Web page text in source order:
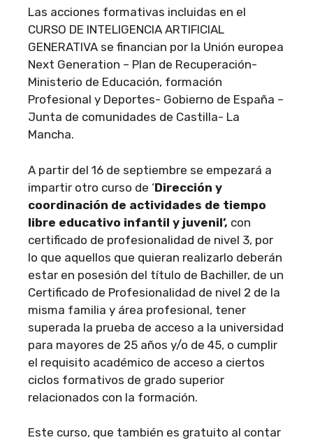
Las acciones formativas incluidas en el
CURSO DE INTELIGENCIA ARTIFICIAL
GENERATIVA se financian por la Unión europea
Next Generation – Plan de Recuperación-
Ministerio de Educación, formación
Profesional y Deportes- Gobierno de España –
Junta de comunidades de Castilla- La
Mancha.
A partir del 16 de septiembre se empezará a
impartir otro curso de ‘Dirección y
coordinación de actividades de tiempo
libre educativo infantil y juvenil’, con
certificado de profesionalidad de nivel 3, por
lo que aquellos que quieran realizarlo deberán
estar en posesión del título de Bachiller, de un
Certificado de Profesionalidad de nivel 2 de la
misma familia y área profesional, tener
superada la prueba de acceso a la universidad
para mayores de 25 años y/o de 45, o cumplir
el requisito académico de acceso a ciertos
ciclos formativos de grado superior
relacionados con la formación.
Este curso, que también es gratuito al contar